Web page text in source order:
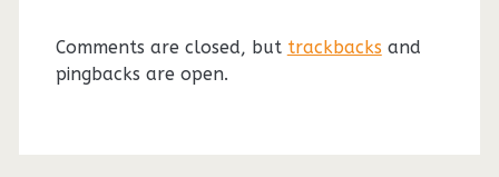
Comments are closed, but trackbacks and
pingbacks are open.